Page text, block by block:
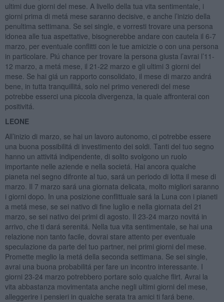
ultimi due giorni del mese. A livello della tua vita sentimentale, i
giorni prima di metá mese saranno decisive, e anche l’inizio della
penultima settimana. Se sei single, e vorresti trovare una persona
idonea alle tua aspettative, bisognerebbe andare con cautela il 6-7
marzo, per eventuale conflitti con le tue amicizie o con una persona
in particolare. Piú chance per trovare la persona giusta l’avrai l’11-
12 marzo, a metá mese, il 21-22 marzo e gli ultimi 3 giorni del
mese. Se hai giá un rapporto consolidato, il mese di marzo andrá
bene, in tutta tranquillitá, solo nel primo veneredi del mese
potrebbe esserci una piccola divergenza, la quale affronterai con
positivitá.
LEONE
All’inizio di marzo, se hai un lavoro autonomo, ci potrebbe essere
una buona possibilitá di investimento dei soldi. Tanti del tuo segno
hanno un attivitá indipendente, di solito svolgono un ruolo
importante nelle aziende e nella societá. Hai ancora qualche
pianeta nel segno difronte al tuo, sará un periodo di lotta il mese di
marzo. Il 7 marzo sará una giornata delicata, molto migliori saranno
i giorni dopo. In una posizione conflittuale sará la Luna con i pianeti
a metá mese, se sei nativo di fine luglio e nella giornata del 21
marzo, se sei nativo dei primi di agosto. Il 23-24 marzo novitá in
arrivo, che ti dará serenitá. Nella tua vita sentimentale, se hai una
relazione non tanto facile, dovrai stare attento per eventuale
speculazione da parte del tuo partner, nei primi giorni del mese.
Promette meglio la metá della seconda settimana. Se sei single,
avrai una buona probabilitá per fare un incontro interessante. I
giorni 23-24 marzo potrebbero portare solo qualche flirt. Avrai la
vita abbastanza movimentata anche negli ultimi giorni del mese,
alleggerire i pensieri in qualche serata tra amici ti fará bene.